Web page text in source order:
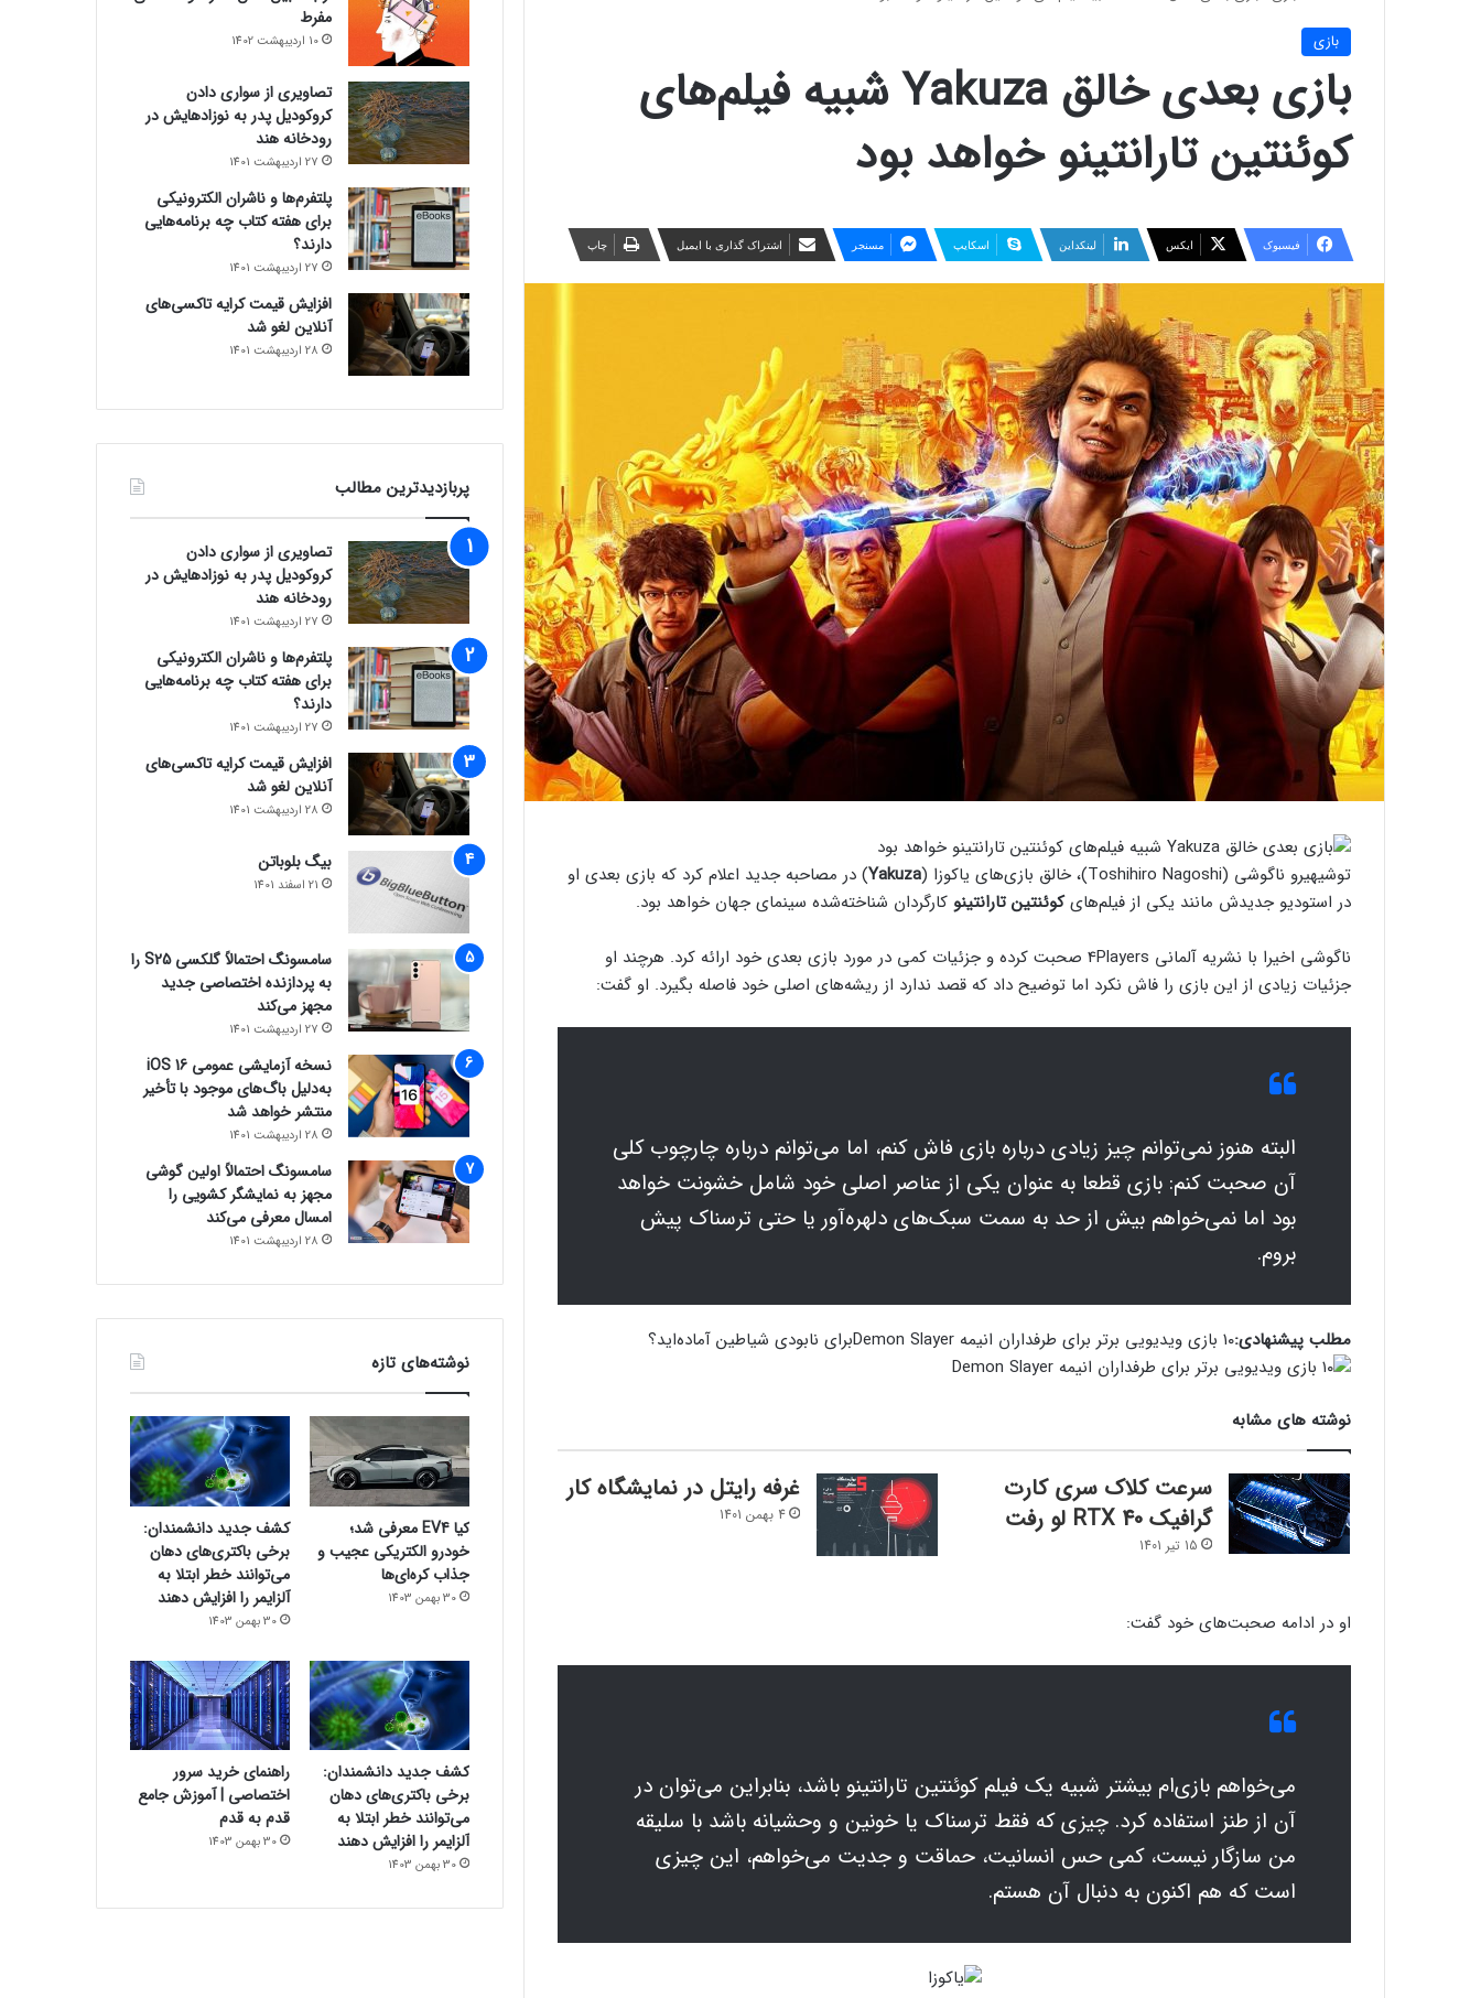
بازی
بازی بعدی خالق Yakuza شبیه فیلم‌های
کوئنتین تارانتینو خواهد بود
فیسبوک ایکس لینکداین اسکایپ مسنجر اشتراک گذاری با ایمیل چاپ
توشیهیرو ناگوشی (Toshihiro Nagoshi)، خالق بازی‌های یاکوزا ( Yakuza) در مصاحبه جدید اعلام کرد که بازی بعدی او
در استودیو جدیدش مانند یکی از فیلم‌هایکوئنتین تارانتینو کارگردان شناخته‌شده سینمای جهان خواهد بود.
ناگوشی اخیرا با نشریه آلمانی 4Players صحبت کرده و جزئیات کمی در مورد بازی بعدی خود ارائه کرد. هرچند او
جزئیات زیادی از این بازی را فاش نکرد اما توضیح داد که قصد ندارد از ریشه‌های اصلی خود فاصله بگیرد. او گفت:
البته هنوز نمی‌توانم چیز زیادی درباره بازی فاش کنم، اما می‌توانم درباره چارچوب کلی
آن صحبت کنم: بازی قطعا به عنوان یکی از عناصر اصلی خود شامل خشونت خواهد
بود اما نمی‌خواهم بیش از حد به سمت سبک‌های دلهره‌آور یا حتی ترسناک پیش
بروم.
مطلب پیشنهادی:۱۰ بازی ویدیویی برتر برای طرفداران انیمه Demon Slayer برای نابودی شیاطین آماده‌اید؟
نوشته های مشابه
سرعت کلاک سری کارت
گرافیک RTX 40 لو رفت
15 تیر 1401
غرفه رایتل در نمایشگاه کار
4 بهمن 1401
او در ادامه صحبت‌های خود گفت:
می‌خواهم بازی‌ام بیشتر شبیه یک فیلم کوئنتین تارانتینو باشد، بنابراین می‌توان در
آن از طنز استفاده کرد. چیزی که فقط ترسناک یا خونین و وحشیانه باشد با سلیقه
من سازگار نیست، کمی حس انسانیت، حماقت و جدیت می‌خواهم، این چیزی
است که هم اکنون به دنبال آن هستم.
مفرط
10 اردیبهشت 1402
تصاویری از سواری دادن
کروکودیل پدر به نوزادهایش در
رودخانه هند
27 اردیبهشت 1401
پلتفرم‌ها و ناشران الکترونیکی
برای هفته کتاب چه برنامه‌هایی
دارند؟
27 اردیبهشت 1401
افزایش قیمت کرایه تاکسی‌های
آنلاین لغو شد
28 اردیبهشت 1401
پربازدیدترین مطالب
تصاویری از سواری دادن
کروکودیل پدر به نوزادهایش در
رودخانه هند
27 اردیبهشت 1401
پلتفرم‌ها و ناشران الکترونیکی
برای هفته کتاب چه برنامه‌هایی
دارند؟
27 اردیبهشت 1401
افزایش قیمت کرایه تاکسی‌های
آنلاین لغو شد
28 اردیبهشت 1401
بیگ بلوباتن
21 اسفند 1401
سامسونگ احتمالاً گلکسی S25 را
به پردازنده اختصاصی جدید
مجهز می‌کند
27 اردیبهشت 1401
نسخه آزمایشی عمومی iOS 16
به‌دلیل باگ‌های موجود با تأخیر
منتشر خواهد شد
28 اردیبهشت 1401
سامسونگ احتمالاً اولین گوشی
مجهز به نمایشگر کشویی را
امسال معرفی می‌کند
28 اردیبهشت 1401
نوشته‌های تازه
کیا EV4 معرفی شد؛
خودرو الکتریکی عجیب و
جذاب کره‌ای‌ها
30 بهمن 1403
کشف جدید دانشمندان:
برخی باکتری‌های دهان
می‌توانند خطر ابتلا به
آلزایمر را افزایش دهند
30 بهمن 1403
کشف جدید دانشمندان:
برخی باکتری‌های دهان
می‌توانند خطر ابتلا به
آلزایمر را افزایش دهند
30 بهمن 1403
راهنمای خرید سرور
اختصاصی | آموزش جامع
قدم به قدم
30 بهمن 1403